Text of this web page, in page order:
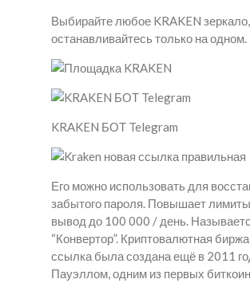
Выбирайте любое KRAKEN
останавливайтесь только на одном.
KRAKEN БОТ Telegram
Его можно использовать для
забытого пароля. Повышает
вывод до 100 000 / день.
“Конвертор”. Криптовалютная
ссылка была создана ещё в 2011
Пауэллом, одним из первых